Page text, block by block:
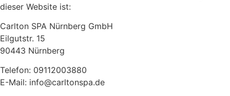
dieser Website ist:
Carlton SPA Nürnberg GmbH
Eilgutstr. 15
90443 Nürnberg
Telefon: 09112003880
E-Mail: info@carltonspa.de